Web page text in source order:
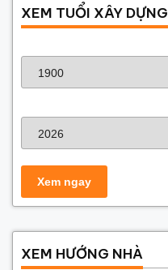
XEM TUỔI XÂY DỰNG
XEM HƯỚNG NHÀ